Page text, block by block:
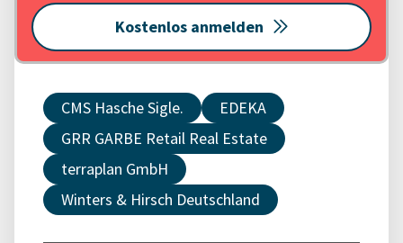
Kostenlos anmelden
CMS Hasche Sigle.
EDEKA
GRR GARBE Retail Real Estate
terraplan GmbH
Winters & Hirsch Deutschland